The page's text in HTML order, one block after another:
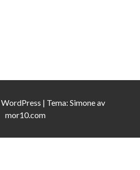
WordPress | Tema: Simoneav
mor10.com